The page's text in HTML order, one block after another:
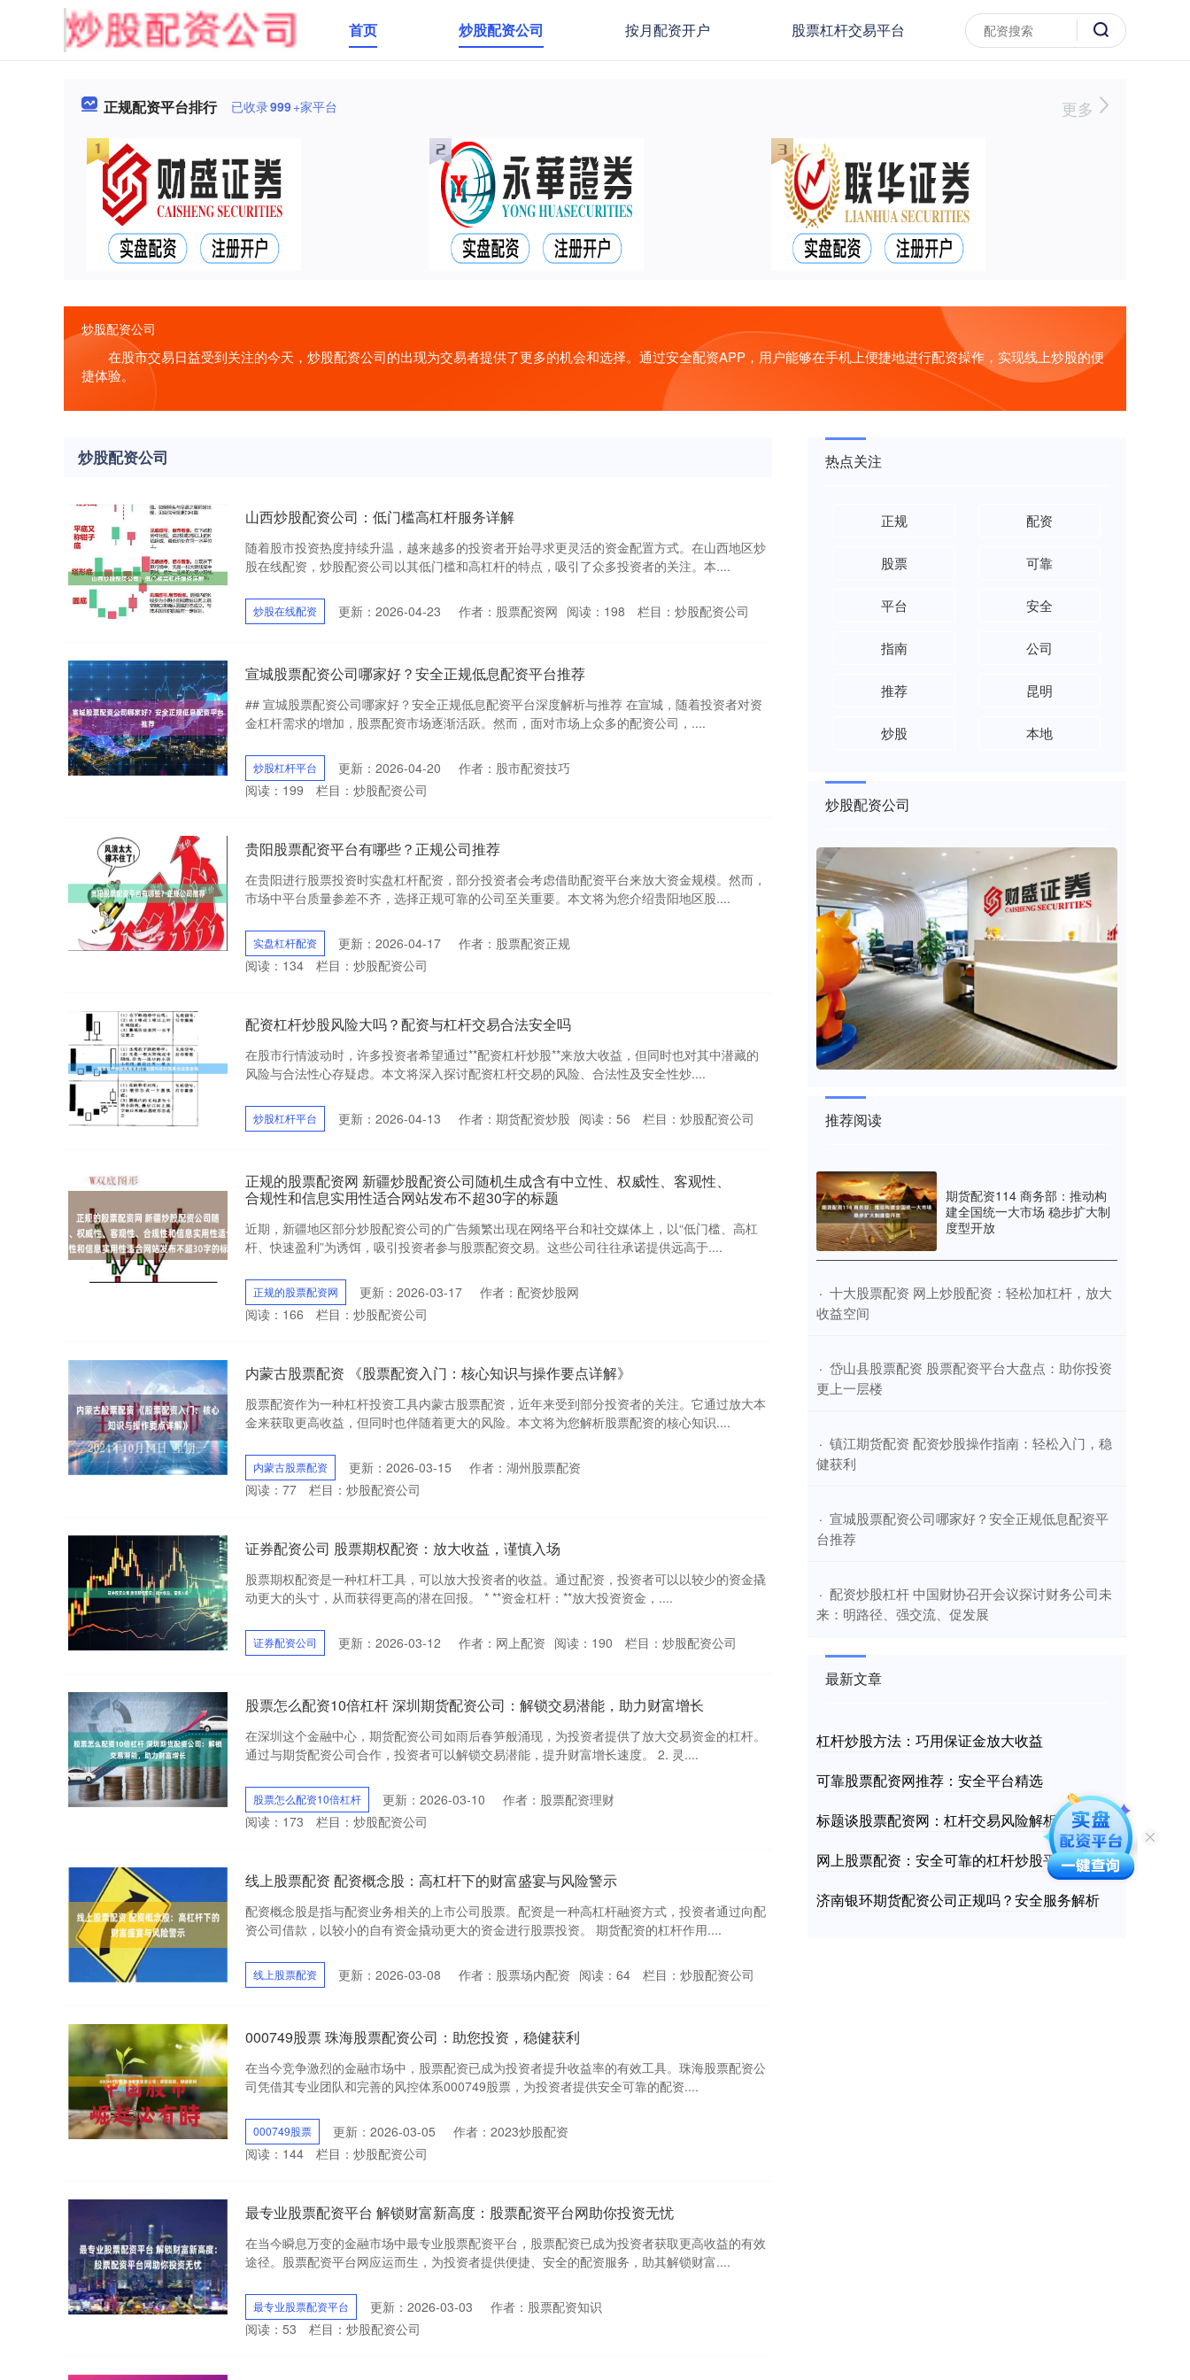
首页 炒股配资公司 按月配资开户 股票杠杆交易平台
正规配资平台排行 已收录999+家平台 更多
炒股配资公司
在股市交易日益受到关注的今天，炒股配资公司的出现为交易者提供了更多的机会和选择。通过安全配资APP，用户能够在手机上便捷地进行配资操作，实现线上炒股的便
捷体验。
炒股配资公司
山西炒股配资公司：低门槛高杠杆服务详解
随着股市投资热度持续升温，越来越多的投资者开始寻求更灵活的资金配置方式。在山西地区炒
股在线配资，炒股配资公司以其低门槛和高杠杆的特点，吸引了众多投资者的关注。本....
炒股在线配资 更新：2026-04-23 作者：股票配资网 阅读： 198 栏目： 炒股配资公司
宣城股票配资公司哪家好？安全正规低息配资平台推荐
## 宣城股票配资公司哪家好？安全正规低息配资平台深度解析与推荐 在宣城，随着投资者对资
金杠杆需求的增加，股票配资市场逐渐活跃。然而，面对市场上众多的配资公司，....
炒股杠杆平台 更新：2026-04-20
作者：股市配资技巧
阅读： 199 栏目： 炒股配资公司
贵阳股票配资平台有哪些？正规公司推荐
在贵阳进行股票投资时实盘杠杆配资，部分投资者会考虑借助配资平台来放大资金规模。然而，
市场中平台质量参差不齐，选择正规可靠的公司至关重要。本文将为您介绍贵阳地区股....
实盘杠杆配资 更新：2026-04-17
作者：股票配资正规
阅读： 134 栏目： 炒股配资公司
配资杠杆炒股风险大吗？配资与杠杆交易合法安全吗
在股市行情波动时，许多投资者希望通过**配资杠杆炒股**来放大收益，但同时也对其中潜藏的
风险与合法性心存疑虑。本文将深入探讨配资杠杆交易的风险、合法性及安全性炒....
炒股杠杆平台 更新：2026-04-13 作者：期货配资炒股 阅读： 56 栏目： 炒股配资公司
正规的股票配资网 新疆炒股配资公司随机生成含有中立性、权威性、客观性、
合规性和信息实用性适合网站发布不超30字的标题
近期，新疆地区部分炒股配资公司的广告频繁出现在网络平台和社交媒体上，以“低门槛、高杠
杆、快速盈利”为诱饵，吸引投资者参与股票配资交易。这些公司往往承诺提供远高于....
正规的股票配资网 更新：2026-03-17
作者：配资炒股网
阅读： 166 栏目： 炒股配资公司
内蒙古股票配资 《股票配资入门：核心知识与操作要点详解》
股票配资作为一种杠杆投资工具内蒙古股票配资，近年来受到部分投资者的关注。它通过放大本
金来获取更高收益，但同时也伴随着更大的风险。本文将为您解析股票配资的核心知识....
内蒙古股票配资 更新：2026-03-15
作者：湖州股票配资
阅读： 77 栏目： 炒股配资公司
证券配资公司 股票期权配资：放大收益，谨慎入场
股票期权配资是一种杠杆工具，可以放大投资者的收益。通过配资，投资者可以以较少的资金撬
动更大的头寸，从而获得更高的潜在回报。 * **资金杠杆：**放大投资资金，....
证券配资公司 更新：2026-03-12 作者：网上配资 阅读： 190 栏目： 炒股配资公司
股票怎么配资10倍杠杆 深圳期货配资公司：解锁交易潜能，助力财富增长
在深圳这个金融中心，期货配资公司如雨后春笋般涌现，为投资者提供了放大交易资金的杠杆。
通过与期货配资公司合作，投资者可以解锁交易潜能，提升财富增长速度。 2. 灵....
股票怎么配资10倍杠杆 更新：2026-03-10
作者：股票配资理财
阅读： 173 栏目： 炒股配资公司
线上股票配资 配资概念股：高杠杆下的财富盛宴与风险警示
配资概念股是指与配资业务相关的上市公司股票。配资是一种高杠杆融资方式，投资者通过向配
资公司借款，以较小的自有资金撬动更大的资金进行股票投资。 期货配资的杠杆作用....
线上股票配资 更新：2026-03-08 作者：股票场内配资 阅读： 64 栏目： 炒股配资公司
000749股票 珠海股票配资公司：助您投资，稳健获利
在当今竞争激烈的金融市场中，股票配资已成为投资者提升收益率的有效工具。珠海股票配资公
司凭借其专业团队和完善的风控体系000749股票，为投资者提供安全可靠的配资....
000749股票 更新：2026-03-05
作者：2023炒股配资
阅读： 144 栏目： 炒股配资公司
最专业股票配资平台 解锁财富新高度：股票配资平台网助你投资无忧
在当今瞬息万变的金融市场中最专业股票配资平台，股票配资已成为投资者获取更高收益的有效
途径。股票配资平台网应运而生，为投资者提供便捷、安全的配资服务，助其解锁财富....
最专业股票配资平台 更新：2026-03-03
作者：股票配资知识
阅读： 53 栏目： 炒股配资公司
热点关注
正规 配资
股票 可靠
平台 安全
指南 公司
推荐 昆明
炒股 本地
炒股配资公司
推荐阅读
期货配资114 商务部：推动构
建全国统一大市场 稳步扩大制
度型开放
· ​十大股票配资 网上炒股配资：轻松加杠杆，放大
收益空间
· ​岱山县股票配资 股票配资平台大盘点：助你投资
更上一层楼
· ​镇江期货配资 配资炒股操作指南：轻松入门，稳
健获利
· ​宣城股票配资公司哪家好？安全正规低息配资平
台推荐
· ​配资炒股杠杆 中国财协召开会议探讨财务公司未
来：明路径、强交流、促发展
最新文章
杠杆炒股方法：巧用保证金放大收益
可靠股票配资网推荐：安全平台精选
标题谈股票配资网：杠杆交易风险解析
网上股票配资：安全可靠的杠杆炒股平台
济南银环期货配资公司正规吗？安全服务解析